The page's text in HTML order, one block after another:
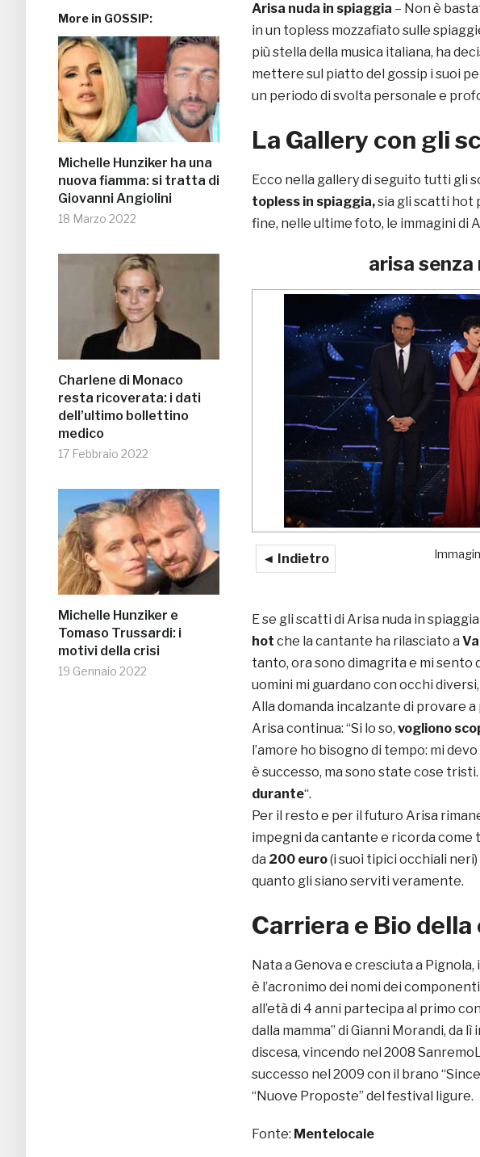
More in GOSSIP:
Michelle Hunziker ha una
nuova fiamma: si tratta di
Giovanni Angiolini
18 Marzo 2022
Charlene di Monaco
resta ricoverata: i dati
dell’ultimo bollettino
medico
17 Febbraio 2022
Michelle Hunziker e
Tomaso Trussardi: i
motivi della crisi
19 Gennaio 2022
Arisa nuda in spiaggia – Non è
in un topless mozzafiato sulle
più stella della musica italiana, ha
mettere sul piatto del gossip i suoi
un periodo di svolta personale e
La Gallery con gli
Ecco nella gallery di seguito tutti gli
topless in spiaggia,sia gli scatti hot
fine, nelle ultime foto, le immagini di
arisa
◄ Indietro
E se gli scatti di Arisa nuda in
hot che la cantante ha rilasciato a
tanto, ora sono dimagrita e mi sento
uomini mi guardano con occhi
Alla domanda incalzante di provare
Arisa continua: “Si lo so, vogliono
l’amore ho bisogno di tempo: mi
è successo, ma sono state cose
durante“.
Per il resto e per il futuro Arisa
impegni da cantante e ricorda come
da 200 euro(i suoi tipici occhiali
quanto gli siano serviti veramente.
Carriera e Bio
Nata a Genova e cresciuta a
è l’acronimo dei nomi dei
all’età di 4 anni partecipa al primo
dalla mamma” di Gianni Morandi, da
discesa, vincendo nel 2008
successo nel 2009 con il brano
“Nuove Proposte” del festival ligure.
Fonte: Mentelocale